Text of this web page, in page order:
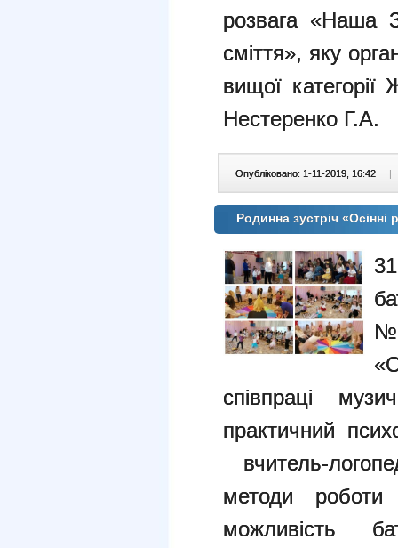
розвага
сміття», яку
вищої
Нестеренко Г.А.
Опубліковано: 1-11-2019, 16:42 |
Родинна зустріч
№
співпраці
практичний
вчитель-
методи
можливість